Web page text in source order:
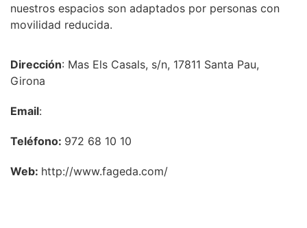
nuestros espacios son adaptados por personas con
movilidad reducida.
Dirección: Mas Els Casals, s/n, 17811 Santa Pau,
Girona
Email:
Teléfono: 972 68 10 10
Web: http://www.fageda.com/